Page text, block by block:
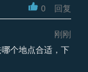
0 回复
刚刚
个地点合适，下